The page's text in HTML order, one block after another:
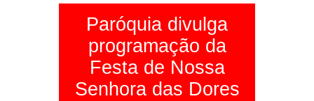
Paróquia divulga
programação da
Festa de Nossa
Senhora das Dores